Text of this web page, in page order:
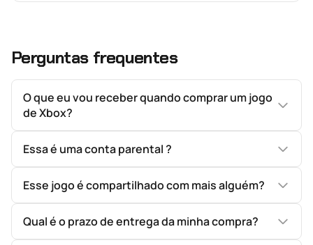
Perguntas frequentes
O que eu vou receber quando comprar um jogo
de Xbox?
Essa é uma conta parental ?
Esse jogo é compartilhado com mais alguém?
Qual é o prazo de entrega da minha compra?